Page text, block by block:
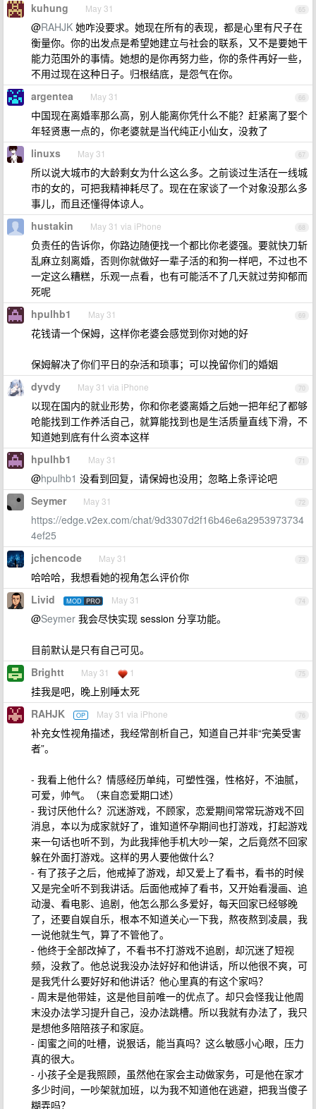
65
kuhung May 31
@RAHJK 她咋没要求。她现在所有的表现，都是心里有尺子在
衡量你。你的出发点是希望她建立与社会的联系，又不是要她干
能力范围外的事情。她想的是你再努力些，你的条件再好一些，
不用过现在这种日子。归根结底，是怨气在你。
66
argentea May 31
中国现在离婚率那么高，别人能离你凭什么不能？赶紧离了娶个
年轻贤惠一点的，你老婆就是当代纯正小仙女，没救了
67
linuxs May 31
所以说大城市的大龄剩女为什么这么多。之前谈过生活在一线城
市的女的，可把我精神耗尽了。现在在家谈了一个对象没那么多
事儿，而且还懂得体谅人。
68
hustakin May 31 via iPhone
负责任的告诉你，你路边随便找一个都比你老婆强。要就快刀斩
乱麻立刻离婚，否则你就做好一辈子活的和狗一样吧，不过也不
一定这么糟糕，乐观一点看，也有可能活不了几天就过劳抑郁而
死呢
69
hpulhb1 May 31
花钱请一个保姆，这样你老婆会感觉到你对她的好
保姆解决了你们平日的杂活和琐事；可以挽留你们的婚姻
70
dyvdy May 31 via iPhone
以现在国内的就业形势，你和你老婆离婚之后她一把年纪了都够
呛能找到工作养活自己，就算能找到也是生活质量直线下滑，不
知道她到底有什么资本这样
71
hpulhb1 May 31
@hpulhb1 没看到回复，请保姆也没用；忽略上条评论吧
72
Seymer May 31
https://edge.v2ex.com/chat/9d3307d2f16b46e6a2953973734
4ef25
73
jchencode May 31
哈哈哈，我想看她的视角怎么评价你
74
Livid MOD PRO May 31
@Seymer 我会尽快实现 session 分享功能。
目前默认是只有自己可见。
75
Brightt May 31 1
挂我是吧，晚上别睡太死
76
RAHJK OP May 31 via iPhone
补充女性视角描述，我经常剖析自己，知道自己并非“完美受害
者”。
- 我看上他什么？情感经历单纯，可塑性强，性格好，不油腻，
可爱，帅气。（来自恋爱期口述）
- 我讨厌他什么？沉迷游戏，不顾家，恋爱期间常常玩游戏不回
消息，本以为成家就好了，谁知道怀孕期间也打游戏，打起游戏
来一句话也听不到，为此我摔他手机大吵一架，之后竟然不回家
躲在外面打游戏。这样的男人要他做什么？
- 有了孩子之后，他戒掉了游戏，却又爱上了看书，看书的时候
又是完全听不到我讲话。后面他戒掉了看书，又开始看漫画、追
动漫、看电影、追剧，他怎么那么多爱好，每天回家已经够晚
了，还要自娱自乐，根本不知道关心一下我，熬夜熬到凌晨，我
一说他就生气，算了不管他了。
- 他终于全部改掉了，不看书不打游戏不追剧，却沉迷了短视
频，没救了。他总说我没办法好好和他讲话，所以他很不爽，可
是我凭什么要好好和他讲话？他心里真的有这个家吗？
- 周末是他带娃，这是他目前唯一的优点了。却只会怪我让他周
末没办法学习提升自己，没办法跳槽。所以我就有办法了，我只
是想他多陪陪孩子和家庭。
- 闺蜜之间的吐槽，说狠话，能当真吗？这么敏感小心眼，压力
真的很大。
- 小孩子全是我照顾，虽然他在家会主动做家务，可是他在家才
多少时间，一吵架就加班，以为我不知道他在逃避，把我当傻子
糊弄吗？